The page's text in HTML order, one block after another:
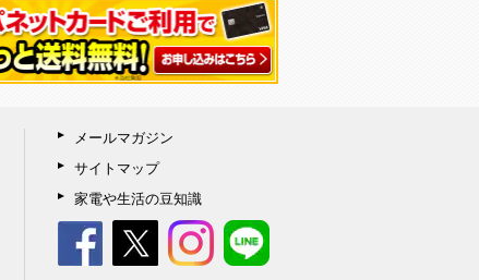
メールマガジン
サイトマップ
家電や生活の豆知識